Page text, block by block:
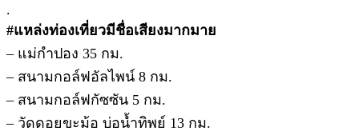
.
#แหล่งท่องเที่ยวมีชื่อเสียงมากมาย
– แม่กำปอง 35 กม.
– สนามกอล์ฟอัลไพน์ 8 กม.
– สนามกอล์ฟกัซซัน 5 กม.
– วัดดอยขะม้อ บ่อน้ำทิพย์ 13 กม.